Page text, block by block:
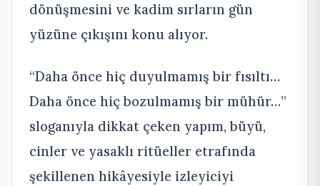
dönüşmesini ve kadim sırların gün
yüzüne çıkışını konu alıyor.
“Daha önce hiç duyulmamış bir fısıltı…
Daha önce hiç bozulmamış bir mühür…”
sloganıyla dikkat çeken yapım, büyü,
cinler ve yasaklı ritüeller etrafında
şekillenen hikâyesiyle izleyiciyi